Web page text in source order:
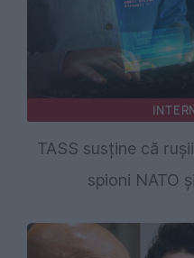
TASS susține că
spioni NATO